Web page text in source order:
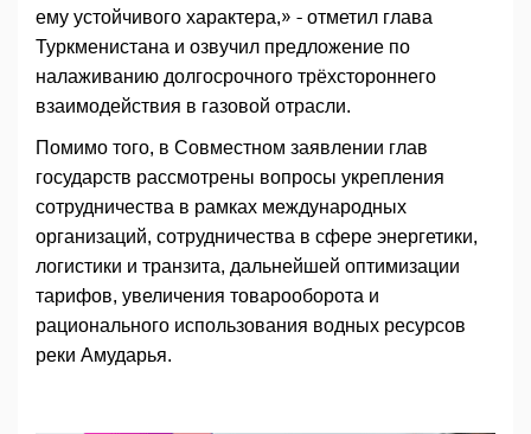
ему устойчивого характера,» - отметил глава
Туркменистана и озвучил предложение по
налаживанию долгосрочного трёхстороннего
взаимодействия в газовой отрасли.
Помимо того, в Совместном заявлении глав
государств рассмотрены вопросы укрепления
сотрудничества в рамках международных
организаций, сотрудничества в сфере энергетики,
логистики и транзита, дальнейшей оптимизации
тарифов, увеличения товарооборота и
рационального использования водных ресурсов
реки Амударья.